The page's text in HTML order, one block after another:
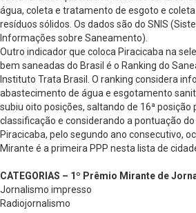
água, coleta e tratamento de esgoto e
resíduos sólidos. Os dados são do SNIS
Informações sobre Saneamento).
Outro indicador que coloca Piracicaba na
bem saneadas do Brasil é o Ranking do
Instituto Trata Brasil. O ranking considera
abastecimento de água e esgotamento
subiu oito posições, saltando de 16ª posição
classificação e considerando a pontuação
Piracicaba, pelo segundo ano consecutivo,
Mirante é a primeira PPP nesta lista de
CATEGORIAS – 1º Prêmio Mirante de
Jornalismo impresso
Radiojornalismo